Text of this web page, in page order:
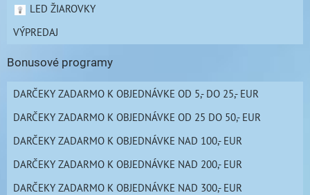
LED ŽIAROVKY
VÝPREDAJ
Bonusové programy
DARČEKY ZADARMO K OBJEDNÁVKE OD 5,- DO 25,- EUR
DARČEKY ZADARMO K OBJEDNÁVKE OD 25 DO 50,- EUR
DARČEKY ZADARMO K OBJEDNÁVKE NAD 100,- EUR
DARČEKY ZADARMO K OBJEDNÁVKE NAD 200,- EUR
DARČEKY ZADARMO K OBJEDNÁVKE NAD 300,- EUR